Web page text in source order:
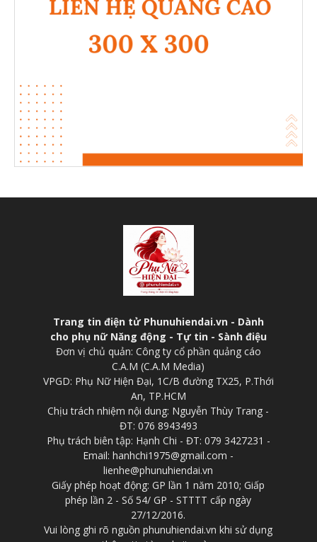
Trang tin điện tử Phunuhiendai.vn - Dành
cho phụ nữ Năng động - Tự tin - Sành điệu
Đơn vị chủ quản: Công ty cổ phần quảng cáo
C.A.M (C.A.M Media)
VPGD: Phụ Nữ Hiện Đại, 1C/B đường TX25, P.Thới
An, TP.HCM
Chịu trách nhiệm nội dung: Nguyễn Thùy Trang -
ĐT: 076 8943493
Phụ trách biên tập: Hạnh Chi - ĐT: 079 3427231 -
Email: hanhchi1975@gmail.com -
lienhe@phunuhiendai.vn
Giấy phép hoạt động: GP lần 1 năm 2010; Giấp
phép lần 2 - Số 54/ GP - STTTT cấp ngày
27/12/2016.
Vui lòng ghi rõ nguồn phunuhiendai.vn khi sử dụng